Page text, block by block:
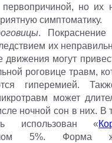
но их
симптоматику.
. Покраснение
их
движения могут
роговице травм,
гиперемией.
может
ночной сон в них. В
использован «
5%. Форма